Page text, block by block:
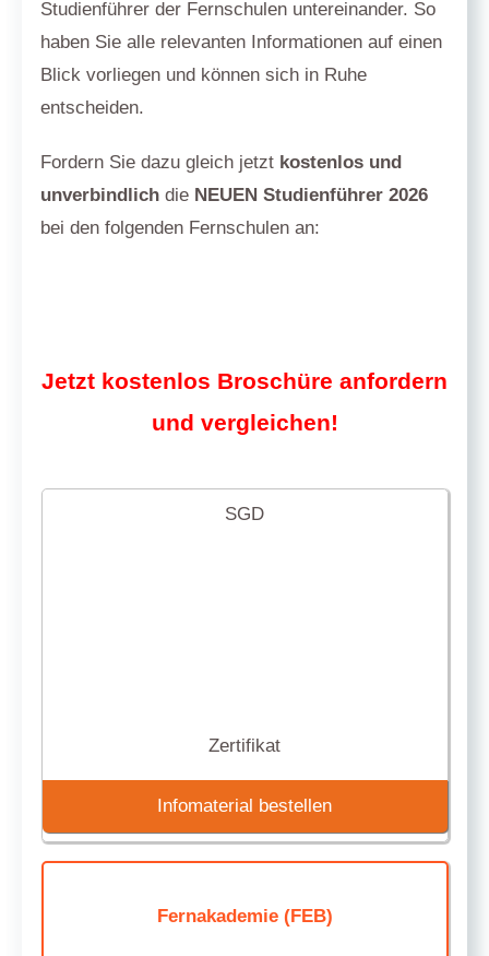
Studienführer der Fernschulen untereinander. So
haben Sie alle relevanten Informationen auf einen
Blick vorliegen und können sich in Ruhe
entscheiden.
Fordern Sie dazu gleich jetzt kostenlos und
unverbindlich die NEUEN Studienführer 2026
bei den folgenden Fernschulen an:
Jetzt kostenlos Broschüre anfordern
und vergleichen!
SGD
Zertifikat
Infomaterial bestellen
Fernakademie (FEB)